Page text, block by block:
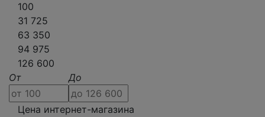
100
31 725
63 350
94 975
126 600
От
До
Цена интернет-магазина